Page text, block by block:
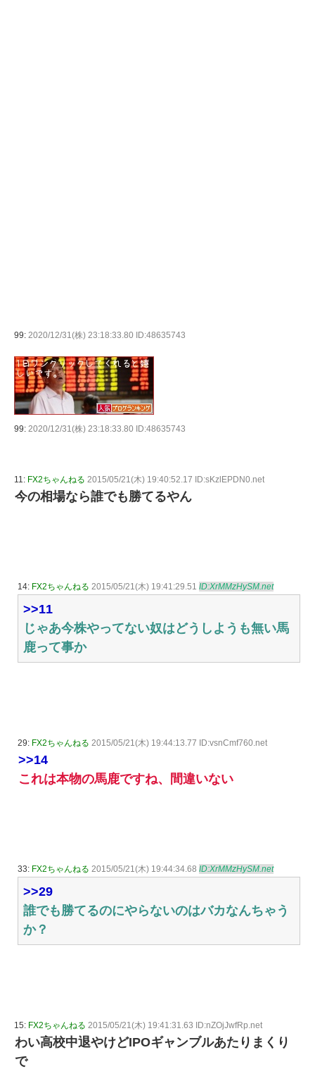
99: 2020/12/31(株) 23:18:33.80 ID:48635743
99: 2020/12/31(株) 23:18:33.80 ID:48635743
11: FX2ちゃんねる 2015/05/21(木) 19:40:52.17 ID:sKzlEPDN0.net
今の相場なら誰でも勝てるやん
14: FX2ちゃんねる 2015/05/21(木) 19:41:29.51 ID:XrMMzHySM.net
>>11
じゃあ今株やってない奴はどうしようも無い馬
鹿って事か
29: FX2ちゃんねる 2015/05/21(木) 19:44:13.77 ID:vsnCmf760.net
>>14
これは本物の馬鹿ですね、間違いない
33: FX2ちゃんねる 2015/05/21(木) 19:44:34.68 ID:XrMMzHySM.net
>>29
誰でも勝てるのにやらないのはバカなんちゃう
か？
15: FX2ちゃんねる 2015/05/21(木) 19:41:31.63 ID:nZOjJwfRp.net
わい高校中退やけどIPOギャンブルあたりまくり
で